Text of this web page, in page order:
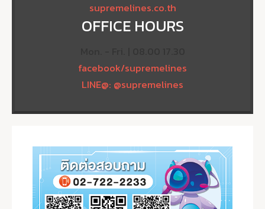
supremelines.co.th
OFFICE HOURS
facebook/supremelines
LINE@: @supremelines